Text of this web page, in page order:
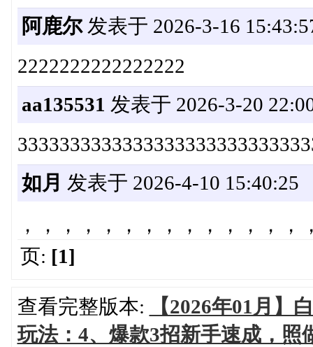
阿鹿尔发表于 2026-3-16
2222222222222222
aa135531 发表于 2026-3-20
如月 发表于 2026-4-10 15:40:25
，，，，，，，，，，，，，，
页: [1]
查看完整版本:
【2026年01月】
玩法：4、爆款3招新手速成，照